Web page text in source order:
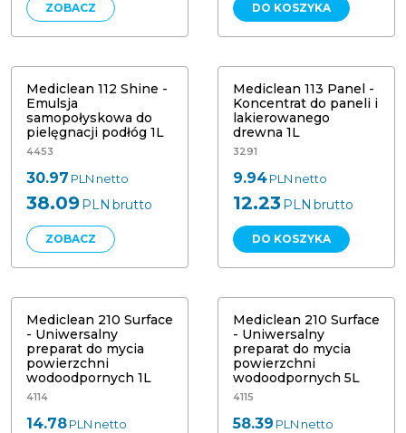
ZOBACZ DO KOSZYKA
Mediclean 112 Shine - Emulsja
samopołyskowa do pielęgnacji
Mediclean 112 Shine -
Emulsja
samopołyskowa do
pielęgnacji podłóg 1L
4453
30.97 PLN netto
38.09PLN brutto
ZOBACZ
Mediclean 113 Panel - Koncentrat do
codziennego mycia paneli i podłóg
Mediclean 113 Panel -
Koncentrat do paneli i
lakierowanego
drewna 1L
3291
9.94PLN netto
12.23PLN brutto
DO KOSZYKA
Mediclean 210 Surface - Uniwersalny
preparat do mycia powierzchni
Mediclean 210 Surface
- Uniwersalny
preparat do mycia
powierzchni
wodoodpornych 1L
4114
14.78PLN netto
Mediclean 210 Surface - Uniwersalny
preparat do mycia powierzchni
Mediclean 210 Surface
- Uniwersalny
preparat do mycia
powierzchni
wodoodpornych 5L
4115
58.39 PLN netto